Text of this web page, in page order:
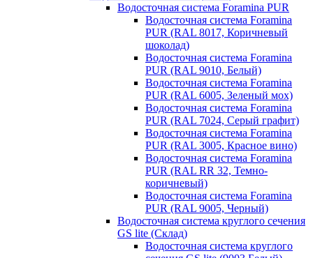
Водосточная система Foramina PUR
Водосточная система Foramina
PUR (RAL 8017, Коричневый
шоколад)
Водосточная система Foramina
PUR (RAL 9010, Белый)
Водосточная система Foramina
PUR (RAL 6005, Зеленый мох)
Водосточная система Foramina
PUR (RAL 7024, Серый графит)
Водосточная система Foramina
PUR (RAL 3005, Красное вино)
Водосточная система Foramina
PUR (RAL RR 32, Темно-
коричневый)
Водосточная система Foramina
PUR (RAL 9005, Черный)
Водосточная система круглого сечения
GS lite (Склад)
Водосточная система круглого